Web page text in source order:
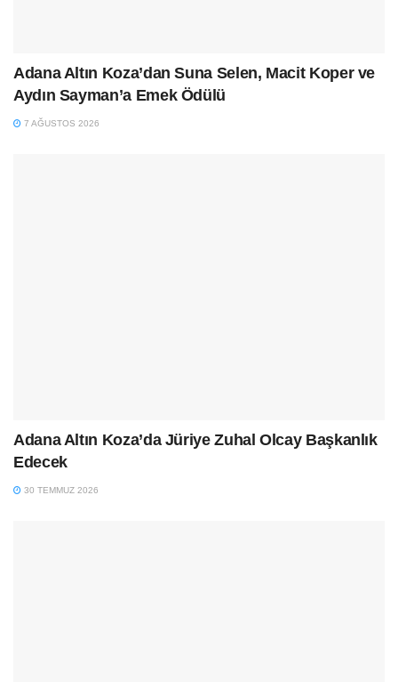
Adana Altın Koza’dan Suna Selen, Macit Koper ve
Aydın Sayman’a Emek Ödülü
7 AĞUSTOS 2026
Adana Altın Koza’da Jüriye Zuhal Olcay Başkanlık
Edecek
30 TEMMUZ 2026